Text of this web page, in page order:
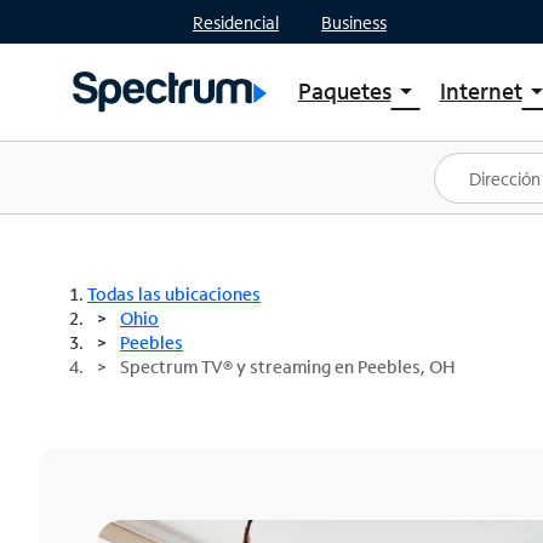
Residencial Business
Paquetesarrow_drop_down
Ver paquetes
Spectrum One
Mejores ofertas
Internetarrow_drop_down
Planes
Todas las ubicaciones
Ohio
Peebles
Spectrum TV® y streaming en Peebles, OH